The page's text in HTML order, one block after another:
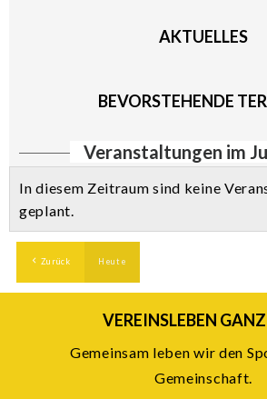
AKTUELLES
BEVORSTEHENDE
Veranstaltungen im
In diesem Zeitraum sind keine
geplant.
Zurück Heute
VEREINSLEBEN
Gemeinsam leben wir den
Gemeinschaft.